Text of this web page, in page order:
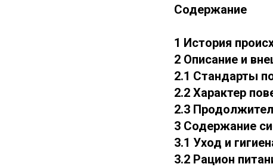
Содержание
1 История
2 Описание и
2.1 Стандарты
2.2 Характер
2.3
3 Содержание
3.1 Уход и
3.2 Рацион